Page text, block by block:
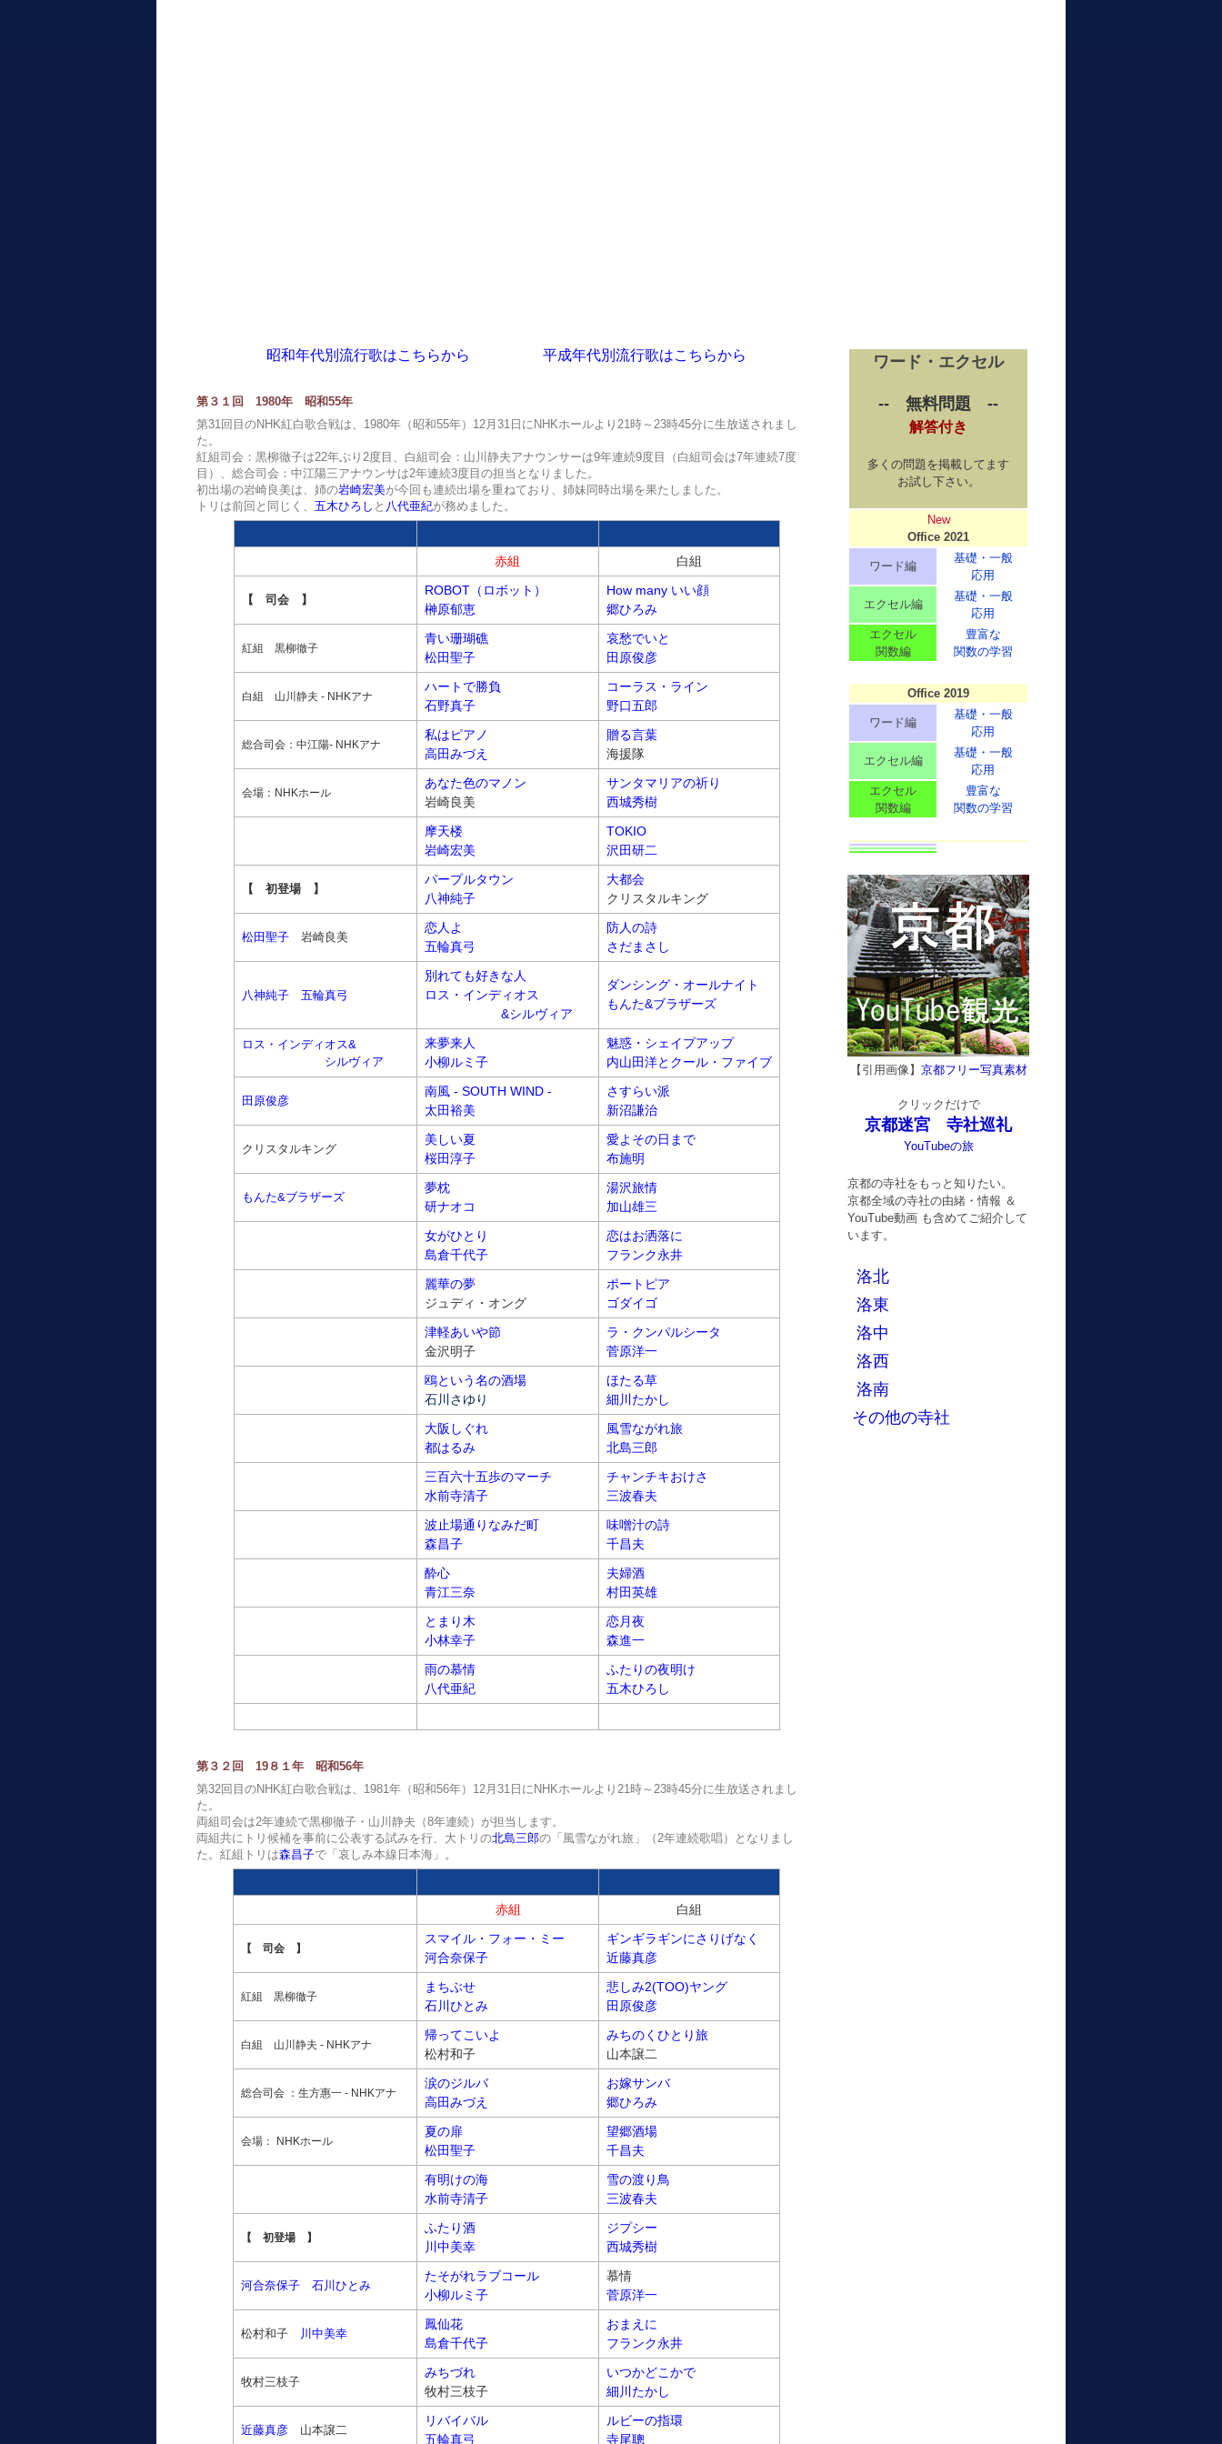
昭和年代別流行歌はこちらから 平成年代別流行歌はこちらから
第３１回 1980年 昭和55年
第31回目のNHK紅白歌合戦は、1980年（昭和55年）12月31日にNHKホールより21時～23時45分に生放送されまし
た。
紅組司会：黒柳徹子は22年ぶり2度目、白組司会：山川静夫アナウンサーは9年連続9度目（白組司会は7年連続7度
目）、総合司会：中江陽三アナウンサは2年連続3度目の担当となりました。
初出場の岩崎良美は、姉の岩崎宏美が今回も連続出場を重ねており、姉妹同時出場を果たしました。
トリは前回と同じく、五木ひろし と 八代亜紀が務めました。
赤組 白組
【 司会 】
ROBOT（ロボット）
榊原郁恵
How many いい顔
郷ひろみ
紅組 黒柳徹子
青い珊瑚礁
松田聖子
哀愁でいと
田原俊彦
白組 山川静夫 - NHKアナ
ハートで勝負
石野真子
コーラス・ライン
野口五郎
総合司会：中江陽- NHKアナ
私はピアノ
高田みづえ
贈る言葉
海援隊
会場：NHKホール
あなた色のマノン
岩崎良美
サンタマリアの祈り
西城秀樹
摩天楼
岩崎宏美
TOKIO
沢田研二
【 初登場 】
パープルタウン
八神純子
大都会
クリスタルキング
松田聖子岩崎良美
恋人よ
五輪真弓
防人の詩
さだまさし
八神純子 五輪真弓
別れても好きな人
ロス・インディオス
&シルヴィア
ダンシング・オールナイト
もんた&ブラザーズ
ロス・インディオス&
シルヴィア
来夢来人
小柳ルミ子
魅惑・シェイプアップ
内山田洋とクール・ファイブ
田原俊彦
南風 - SOUTH WIND -
太田裕美
さすらい派
新沼謙治
クリスタルキング
美しい夏
桜田淳子
愛よその日まで
布施明
もんた&ブラザーズ
夢枕
研ナオコ
湯沢旅情
加山雄三
女がひとり
島倉千代子
恋はお洒落に
フランク永井
麗華の夢
ジュディ・オング
ポートピア
ゴダイゴ
津軽あいや節
金沢明子
ラ・クンパルシータ
菅原洋一
鴎という名の酒場
石川さゆり
ほたる草
細川たかし
大阪しぐれ
都はるみ
風雪ながれ旅
北島三郎
三百六十五歩のマーチ
水前寺清子
チャンチキおけさ
三波春夫
波止場通りなみだ町
森昌子
味噌汁の詩
千昌夫
酔心
青江三奈
夫婦酒
村田英雄
とまり木
小林幸子
恋月夜
森進一
雨の慕情
八代亜紀
ふたりの夜明け
五木ひろし
第３２回 19８１年 昭和56年
第32回目のNHK紅白歌合戦は、1981年（昭和56年）12月31日にNHKホールより21時～23時45分に生放送されまし
た。
両組司会は2年連続で黒柳徹子・山川静夫（8年連続）が担当します。
両組共にトリ候補を事前に公表する試みを行、大トリの北島三郎の「風雪ながれ旅」（2年連続歌唱）となりまし
た。紅組トリは森昌子で「哀しみ本線日本海」。
赤組 白組
【 司会 】
スマイル・フォー・ミー
河合奈保子
ギンギラギンにさりげなく
近藤真彦
紅組 黒柳徹子
まちぶせ
石川ひとみ
悲しみ2(TOO)ヤング
田原俊彦
白組 山川静夫 - NHKアナ
帰ってこいよ
松村和子
みちのくひとり旅
山本譲二
総合司会 ：生方惠一 - NHKアナ
涙のジルバ
高田みづえ
お嫁サンバ
郷ひろみ
会場： NHKホール
夏の扉
松田聖子
望郷酒場
千昌夫
有明けの海
水前寺清子
雪の渡り鳥
三波春夫
【 初登場 】
ふたり酒
川中美幸
ジプシー
西城秀樹
河合奈保子 石川ひとみ
たそがれラブコール
小柳ルミ子
慕情
菅原洋一
松村和子 川中美幸
鳳仙花
島倉千代子
おまえに
フランク永井
牧村三枝子
みちづれ
牧村三枝子
いつかどこかで
細川たかし
近藤真彦 山本譲二
リバイバル
五輪真弓
ルビーの指環
寺尾聰
ワード・エクセル
-- 無料問題 --
解答付き
多くの問題を掲載してます
お試し下さい。
New
Office 2021
ワード編
基礎・一般
応用
エクセル編
基礎・一般
応用
エクセル
関数編
豊富な
関数の学習
Office 2019
ワード編
基礎・一般
応用
エクセル編
基礎・一般
応用
エクセル
関数編
豊富な
関数の学習
【引用画像】 京都フリー写真素材
クリックだけで
京都迷宮 寺社巡礼
YouTubeの旅
京都の寺社をもっと知りたい。
京都全域の寺社の由緒・情報 ＆
YouTube動画 も含めてご紹介して
います。
洛北
洛東
洛中
洛西
洛南
その他の寺社